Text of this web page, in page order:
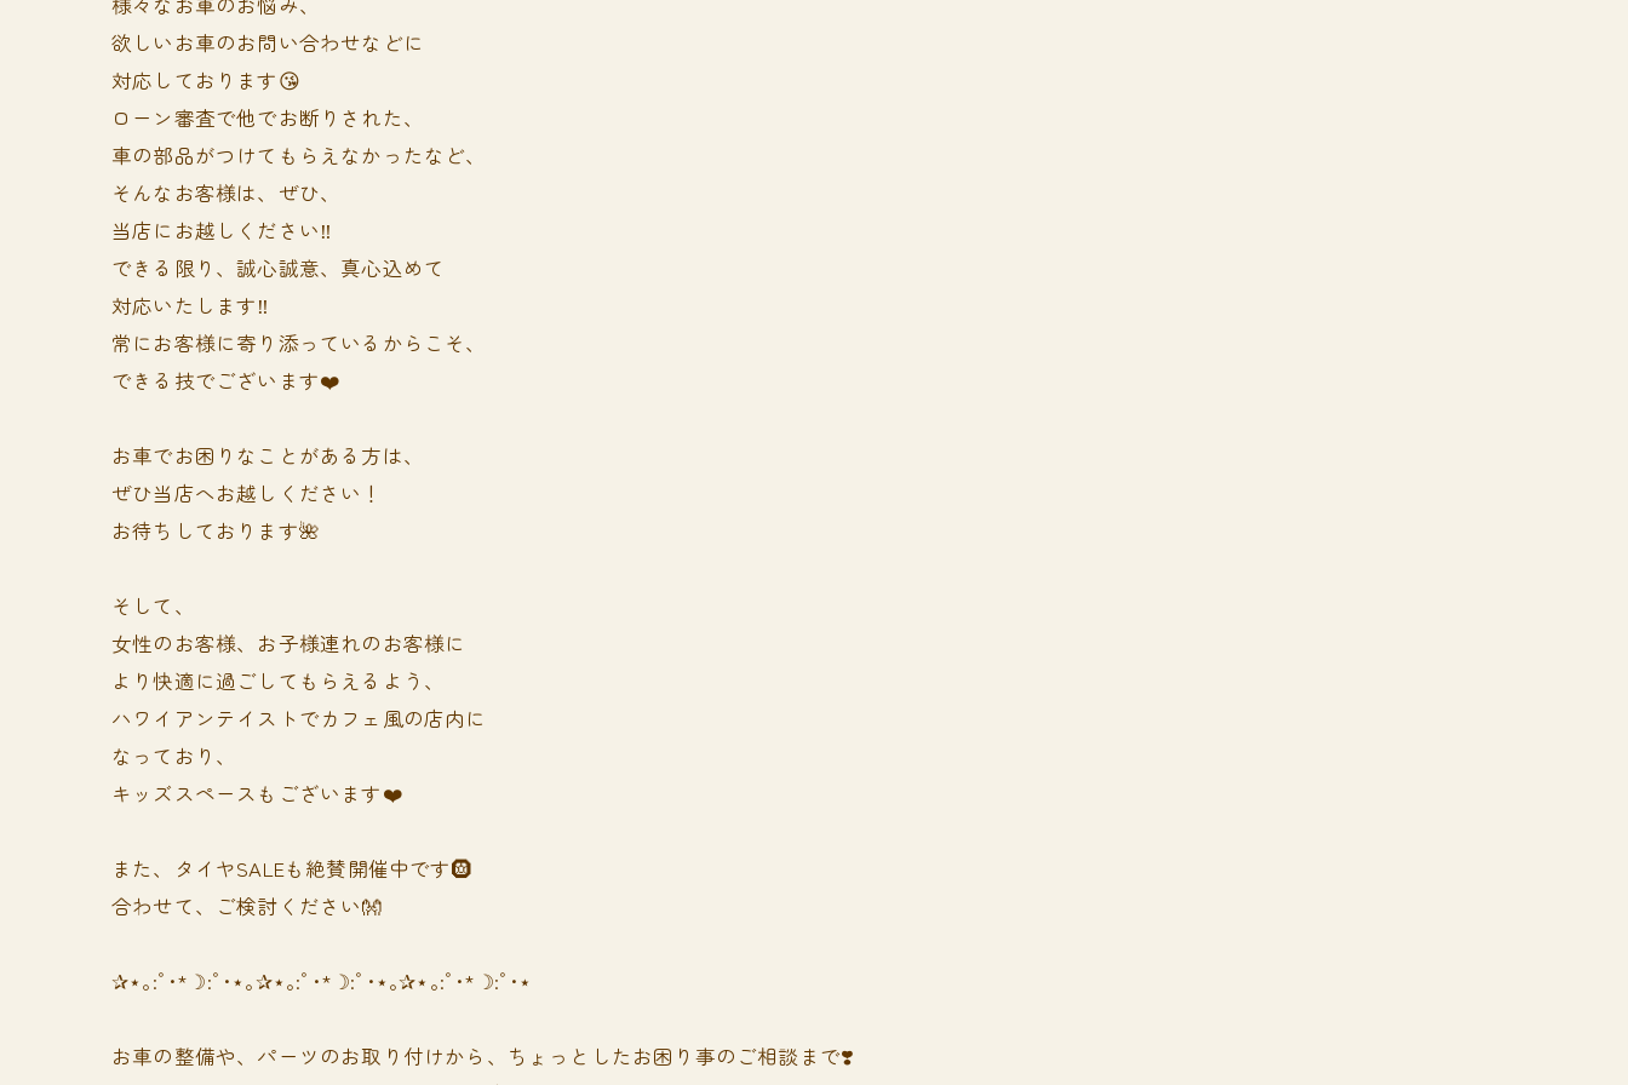
欲しいお車のお問い合わせなどに
対応しております😘
ローン審査で他でお断りされた、
車の部品がつけてもらえなかったなど、
そんなお客様は、ぜひ、
当店にお越しください‼️
できる限り、誠心誠意、真心込めて
対応いたします‼️
常にお客様に寄り添っているからこそ、
できる技でございます❤️
お車でお困りなことがある方は、
ぜひ当店へお越しください！
お待ちしております🌺
そして、
女性のお客様、お子様連れのお客様に
より快適に過ごしてもらえるよう、
ハワイアンテイストでカフェ風の店内に
なっており、
キッズスペースもございます❤️
また、タイヤSALEも絶賛開催中です🛞
合わせて、ご検討ください👐
✰⋆｡:ﾟ･*☽:ﾟ･⋆｡✰⋆｡:ﾟ･*☽:ﾟ･⋆｡✰⋆｡:ﾟ･*☽:ﾟ･⋆
お車の整備や、パーツのお取り付けから、ちょっとしたお困り事のご相談まで❣️